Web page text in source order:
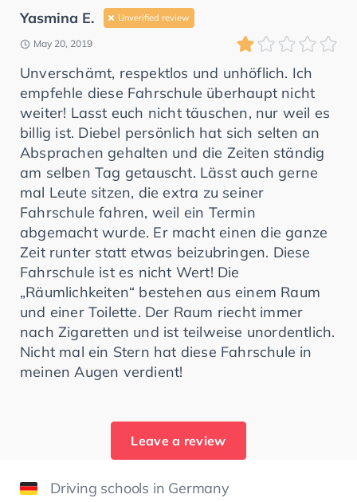
Yasmina E. Unverified review
May 20, 2019
Unverschämt, respektlos und unhöflich. Ich
empfehle diese Fahrschule überhaupt nicht
weiter! Lasst euch nicht täuschen, nur weil es
billig ist. Diebel persönlich hat sich selten an
Absprachen gehalten und die Zeiten ständig
am selben Tag getauscht. Lässt auch gerne
mal Leute sitzen, die extra zu seiner
Fahrschule fahren, weil ein Termin
abgemacht wurde. Er macht einen die ganze
Zeit runter statt etwas beizubringen. Diese
Fahrschule ist es nicht Wert! Die
„Räumlichkeiten“ bestehen aus einem Raum
und einer Toilette. Der Raum riecht immer
nach Zigaretten und ist teilweise unordentlich.
Nicht mal ein Stern hat diese Fahrschule in
meinen Augen verdient!
Leave a review
Driving schools in Germany